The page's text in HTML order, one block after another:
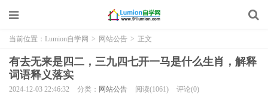
当前位置： Lumion自学网 > 网站公告 > 正文
有去无来是四二，三九四七开一马是什么生肖，解释
词语释义落实
2024-12-03 22:46:32 分类： 网站公告 阅读(1061) 评论(0)